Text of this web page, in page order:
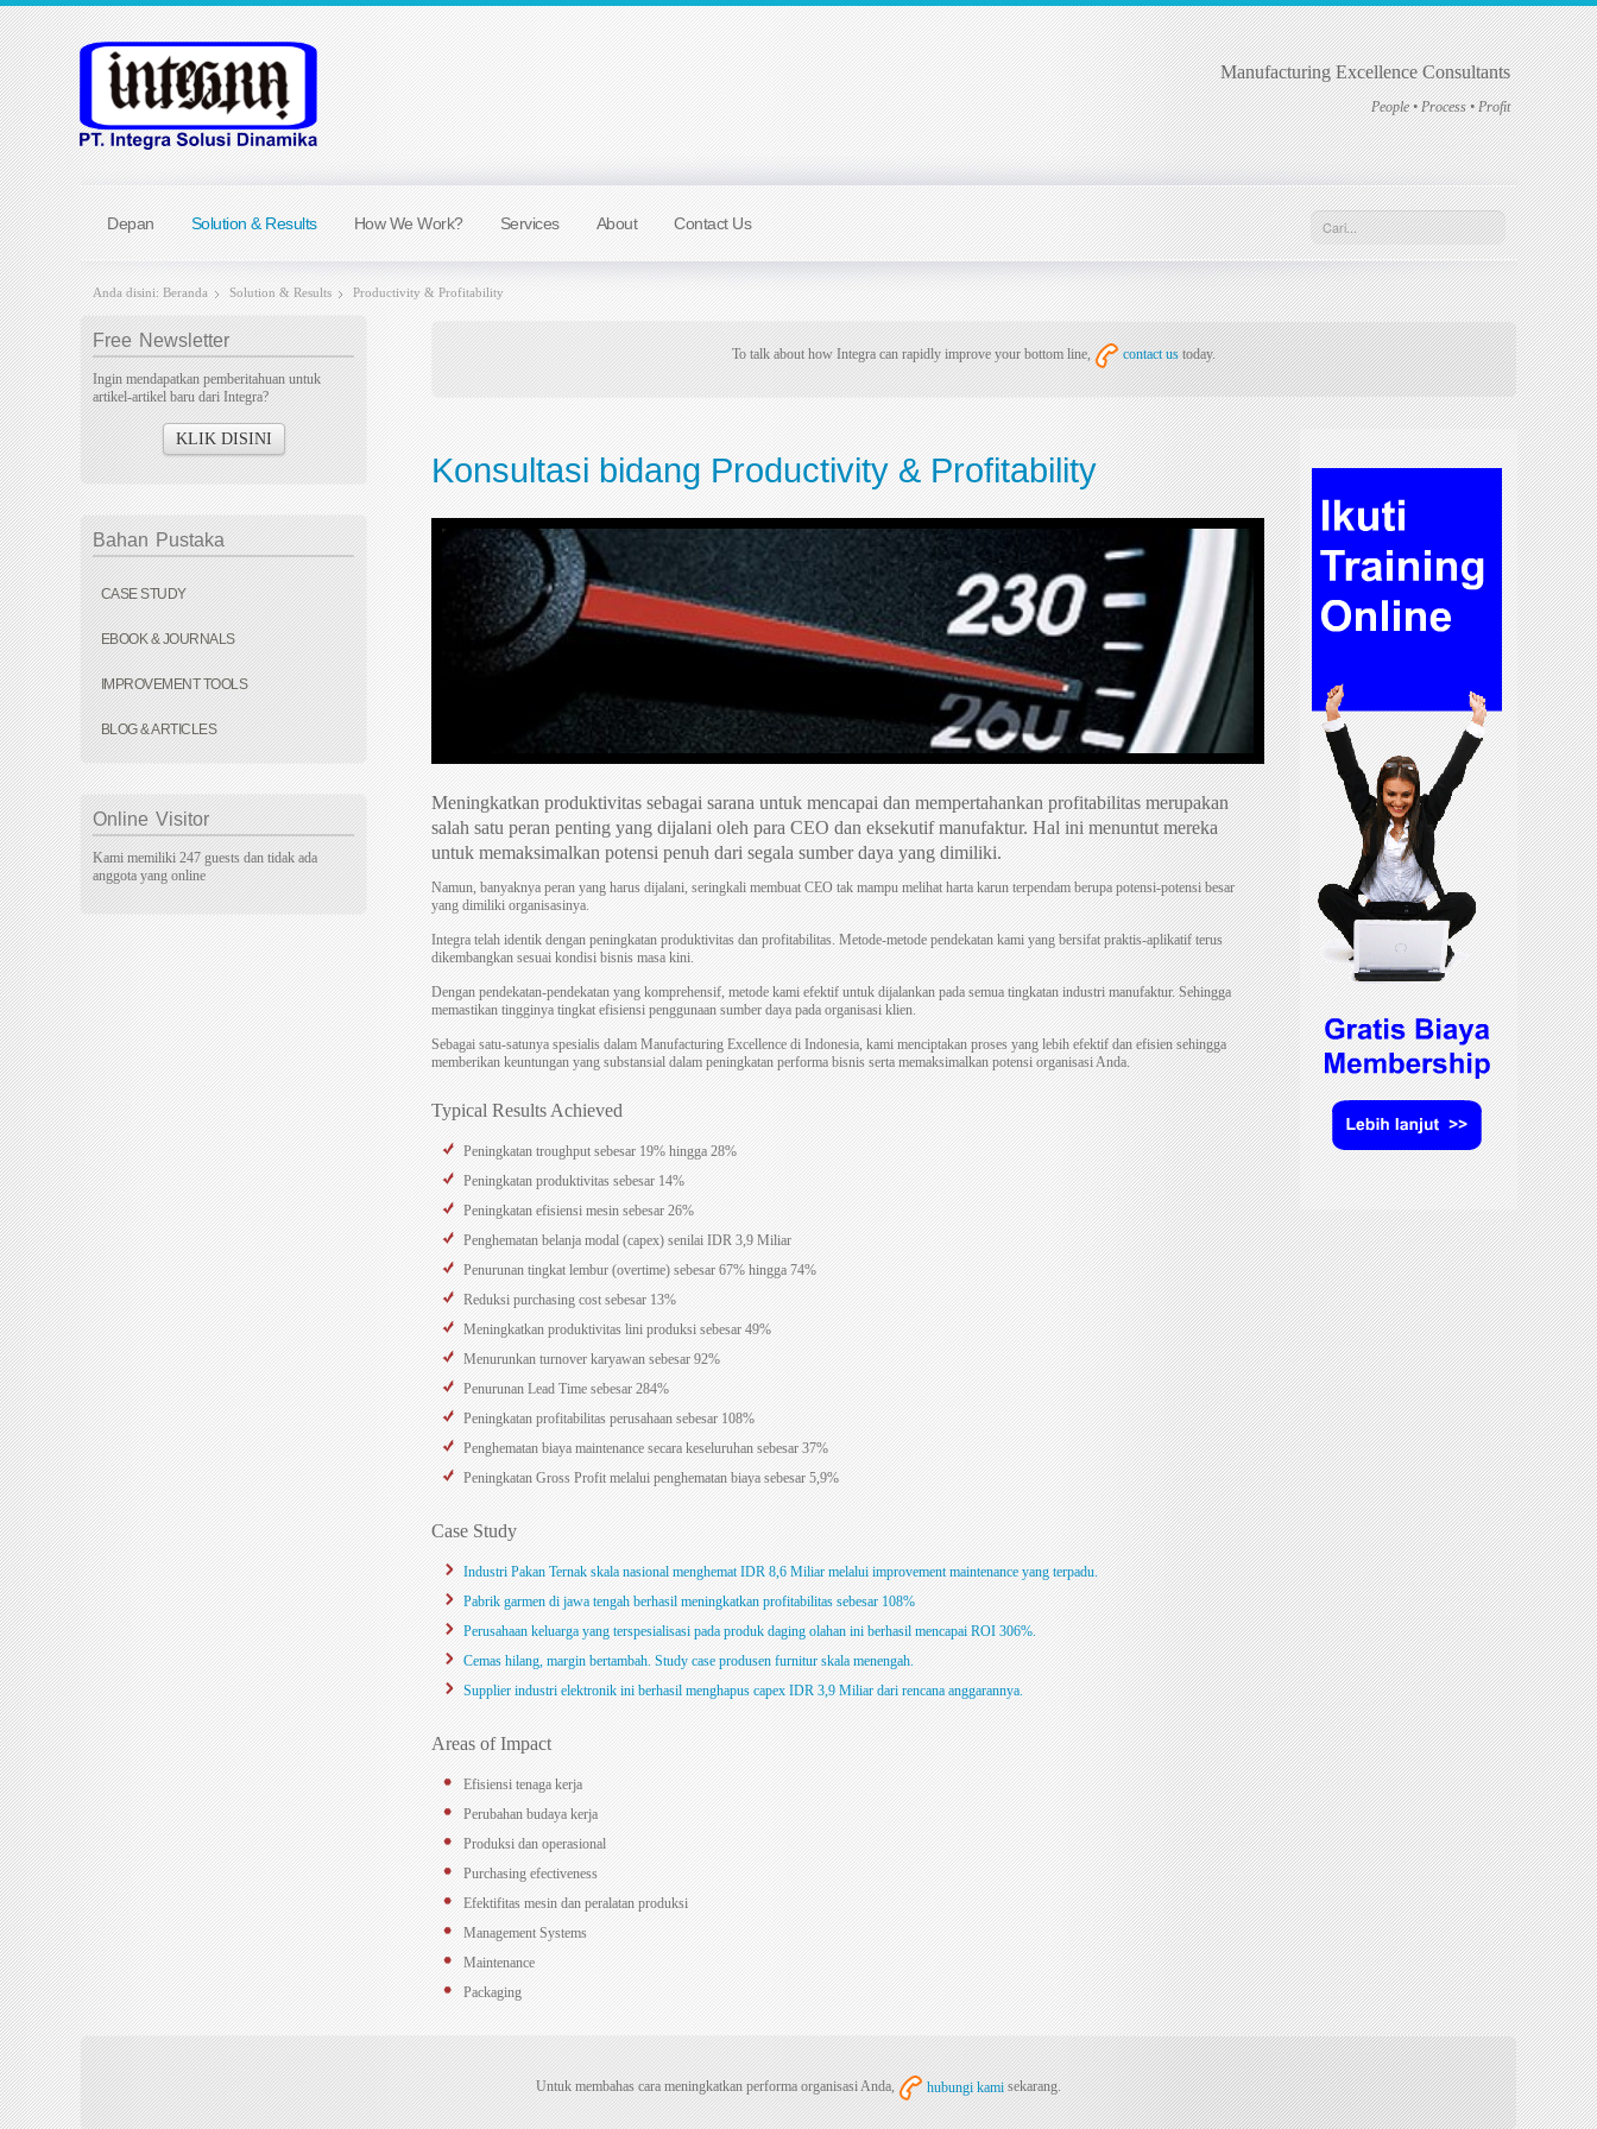
Manufacturing Excellence Consultants
People • Process • Profit
Depan Solution & Results How We Work? Services About Contact Us
Anda disini:Beranda Solution & Results Productivity & Profitability
Free Newsletter
Ingin mendapatkan pemberitahuan untuk
artikel-artikel baru dari Integra?
KLIK DISINI
Bahan Pustaka
CASE STUDY
EBOOK & JOURNALS
IMPROVEMENT TOOLS
BLOG & ARTICLES
Online Visitor
Kami memiliki 247 guests dan tidak ada
anggota yang online
To talk about how Integra can rapidly improve your bottom line, contact ustoday.
Konsultasi bidang Productivity & Profitability
Meningkatkan produktivitas sebagai sarana untuk mencapai dan mempertahankan profitabilitas merupakan
salah satu peran penting yang dijalani oleh para CEO dan eksekutif manufaktur. Hal ini menuntut mereka
untuk memaksimalkan potensi penuh dari segala sumber daya yang dimiliki.
Namun, banyaknya peran yang harus dijalani, seringkali membuat CEO tak mampu melihat harta karun terpendam berupa potensi-potensi besar
yang dimiliki organisasinya.
Integra telah identik dengan peningkatan produktivitas dan profitabilitas. Metode-metode pendekatan kami yang bersifat praktis-aplikatif terus
dikembangkan sesuai kondisi bisnis masa kini.
Dengan pendekatan-pendekatan yang komprehensif, metode kami efektif untuk dijalankan pada semua tingkatan industri manufaktur. Sehingga
memastikan tingginya tingkat efisiensi penggunaan sumber daya pada organisasi klien.
Sebagai satu-satunya spesialis dalam Manufacturing Excellence di Indonesia, kami menciptakan proses yang lebih efektif dan efisien sehingga
memberikan keuntungan yang substansial dalam peningkatan performa bisnis serta memaksimalkan potensi organisasi Anda.
Typical Results Achieved
Peningkatan troughput sebesar 19% hingga 28%
Peningkatan produktivitas sebesar 14%
Peningkatan efisiensi mesin sebesar 26%
Penghematan belanja modal (capex) senilai IDR 3,9 Miliar
Penurunan tingkat lembur (overtime) sebesar 67% hingga 74%
Reduksi purchasing cost sebesar 13%
Meningkatkan produktivitas lini produksi sebesar 49%
Menurunkan turnover karyawan sebesar 92%
Penurunan Lead Time sebesar 284%
Peningkatan profitabilitas perusahaan sebesar 108%
Penghematan biaya maintenance secara keseluruhan sebesar 37%
Peningkatan Gross Profit melalui penghematan biaya sebesar 5,9%
Case Study
Industri Pakan Ternak skala nasional menghemat IDR 8,6 Miliar melalui improvement maintenance yang terpadu.
Pabrik garmen di jawa tengah berhasil meningkatkan profitabilitas sebesar 108%
Perusahaan keluarga yang terspesialisasi pada produk daging olahan ini berhasil mencapai ROI 306%.
Cemas hilang, margin bertambah. Study case produsen furnitur skala menengah.
Supplier industri elektronik ini berhasil menghapus capex IDR 3,9 Miliar dari rencana anggarannya.
Areas of Impact
Efisiensi tenaga kerja
Perubahan budaya kerja
Produksi dan operasional
Purchasing efectiveness
Efektifitas mesin dan peralatan produksi
Management Systems
Maintenance
Packaging
Untuk membahas cara meningkatkan performa organisasi Anda, hubungi kami sekarang.